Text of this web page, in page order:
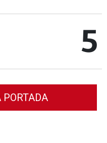
5
PORTADA